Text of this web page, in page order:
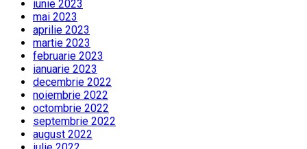
iunie 2023
mai 2023
aprilie 2023
martie 2023
februarie 2023
ianuarie 2023
decembrie 2022
noiembrie 2022
octombrie 2022
septembrie 2022
august 2022